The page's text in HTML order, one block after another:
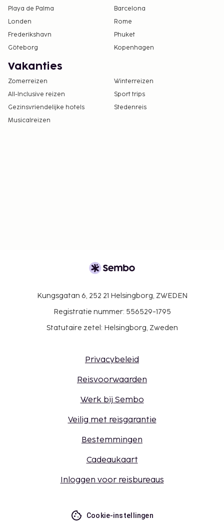
Playa de Palma
Barcelona
Londen
Rome
Frederikshavn
Phuket
Göteborg
Kopenhagen
Vakanties
Zomerreizen
Winterreizen
All-Inclusive reizen
Sport trips
Gezinsvriendelijke hotels
Stedenreis
Musicalreizen
Kungsgatan 6, 252 21 Helsingborg, ZWEDEN
Registratie nummer: 556529-1795
Statutaire zetel: Helsingborg, Zweden
Privacybeleid
Reisvoorwaarden
Werk bij Sembo
Veilig met reisgarantie
Bestemmingen
Cadeaukaart
Inloggen voor reisbureaus
Cookie-instellingen